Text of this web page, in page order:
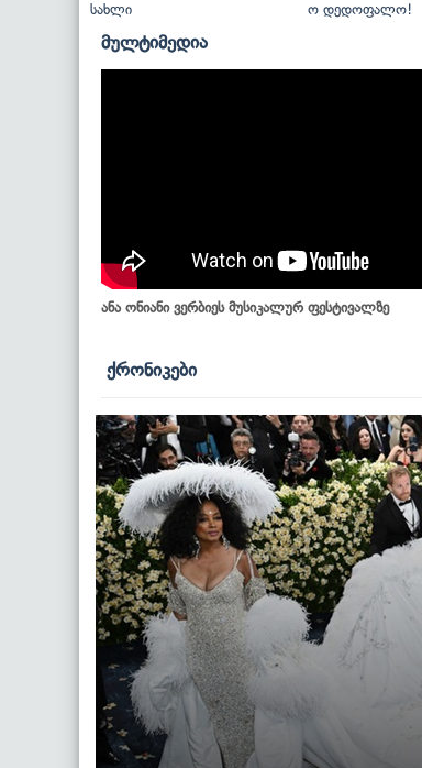
სახლი ო დედოფალო!
მულტიმედია
ანა ონიანი ვერბიეს მუსიკალურ ფესტივალზე
ქრონიკები